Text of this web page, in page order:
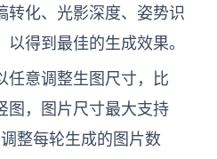
转化、光影深度、姿势识
得到最佳的生成效果。
任意调整生图尺寸，比
图，图片尺寸最大支持
整每轮生成的图片数